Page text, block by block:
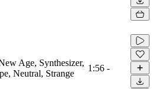
Age, Synthesizer,
Neutral, Strange
1:56 -